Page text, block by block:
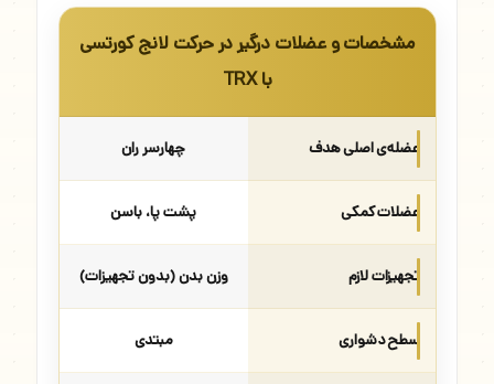
مشخصات و عضلات درگیر در حرکت لانج کورتسی
با TRX
عضله‌ی اصلی هدف چهارسر ران
عضلات کمکی پشت پا، باسن
تجهیزات لازم وزن بدن (بدون تجهیزات)
سطح دشواری مبتدی